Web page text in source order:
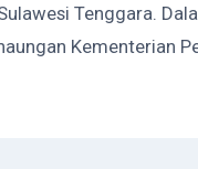
Tenggara.
Kementerian